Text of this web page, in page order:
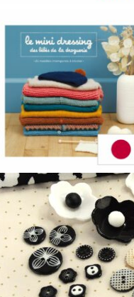
MAR La collection «
des boutons
Droguerie !!
Noir et Blanc
On craque pour
Chics et intemporels
pour